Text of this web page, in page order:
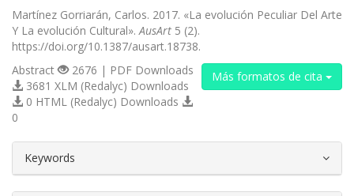
Martínez Gorriarán, Carlos. 2017. «La evolución Peculiar Del Arte
Y La evolución Cultural». AusArt 5 (2).
https://doi.org/10.1387/ausart.18738.
Más formatos de cita
Abstract
2676 | PDF Downloads
3681 XLM (Redalyc) Downloads
0 HTML (Redalyc) Downloads
0
Keywords